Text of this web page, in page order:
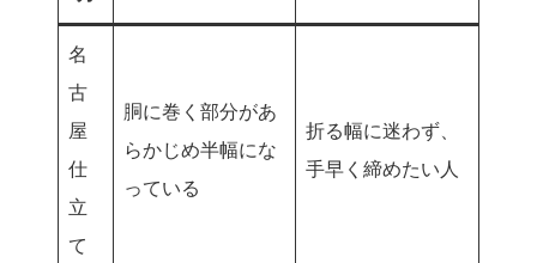
名
古
屋
仕
立
て
胴に巻く部分があ
らかじめ半幅にな
っている
折る幅に迷わず、
手早く締めたい人